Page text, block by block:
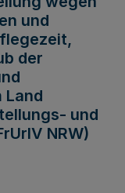
und
der
Land
und
NRW)